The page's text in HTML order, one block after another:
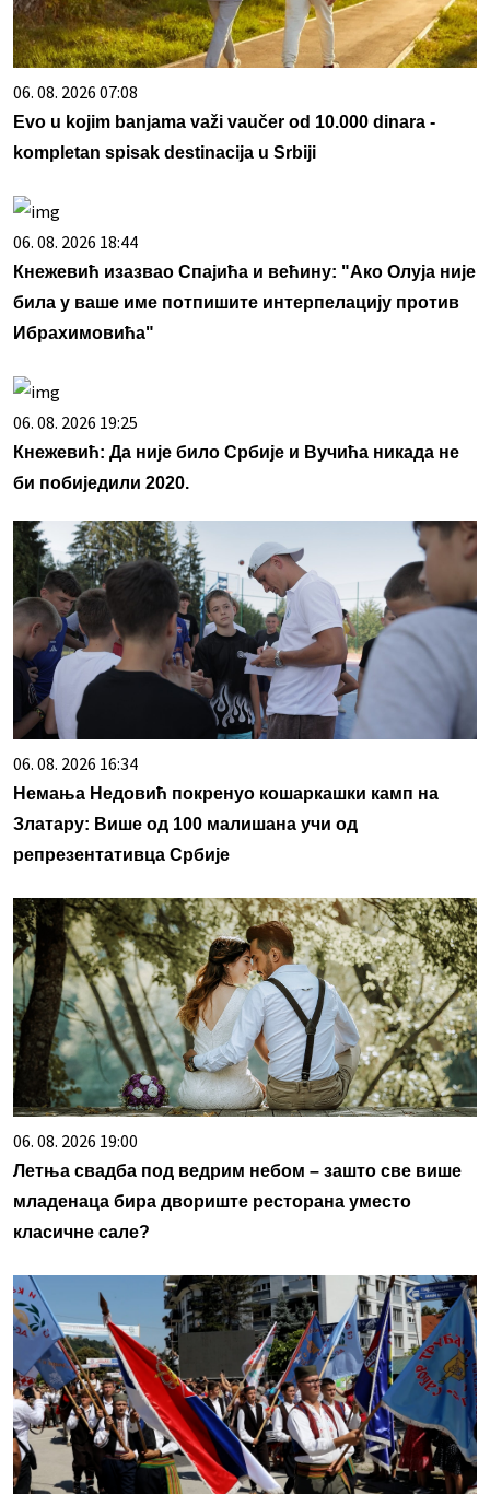
06. 08. 2026 07:08
Evo u kojim banjama važi vaučer od 10.000 dinara -
kompletan spisak destinacija u Srbiji
06. 08. 2026 18:44
Кнежевић изазвао Спајића и већину: "Ако Олуја није
била у ваше име потпишите интерпелацију против
Ибрахимовића"
06. 08. 2026 19:25
Кнежевић: Да није било Србије и Вучића никада не
би побиједили 2020.
06. 08. 2026 16:34
Немања Недовић покренуо кошаркашки камп на
Златару: Више од 100 малишана учи од
репрезентативца Србије
06. 08. 2026 19:00
Летња свадба под ведрим небом – зашто све више
младенаца бира двориште ресторана уместо
класичне сале?